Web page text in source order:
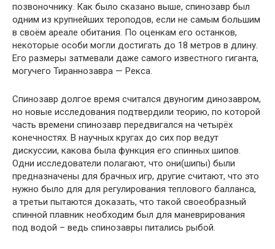
позвоночнику. Как было сказано выше, спинозавр был
одним из крупнейших тероподов, если не самым большим
в своём ареале обитания. По оценкам его останков,
некоторые особи могли достигать до 18 метров в длину.
Его размеры затмевали даже самого известного гиганта,
могучего Тираннозавра — Рекса.
Спинозавр долгое время считался двуногим динозавром,
но новые исследования подтвердили теорию, по которой
часть времени спинозавр передвигался на четырёх
конечностях. В научных кругах до сих пор ведут
дискуссии, какова была функция его спинных шипов.
Одни исследователи полагают, что они(шипы) были
предназначены для брачных игр, другие считают, что это
нужно было для для регулирования теплового балланса,
а третьи пытаются доказать, что такой своеобразный
спинной плавник необходим был для маневрирования
под водой – ведь спинозавры питались рыбой.